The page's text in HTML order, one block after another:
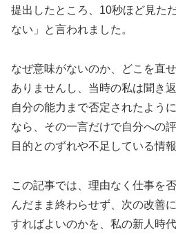
提出したところ、10秒ほど見た
ない」と言われました。
なぜ意味がないのか、どこを直
ありませんし、当時の私は聞き
自分の能力まで否定されたよう
なら、その一言だけで自分への
目的とのずれや不足している情
この記事では、理由なく仕事を
んだまま終わらせず、次の改善
すればよいのかを、私の新人時